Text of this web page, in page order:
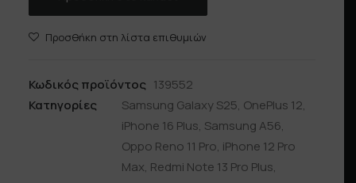
Προσθήκη στη λίστα επιθυμιών
Κωδικός προϊόντος 139552
Κατηγορίες
Samsung Galaxy S25, OnePlus 12,
iPhone 16 Plus, Samsung A56,
Oppo Reno 11 Pro, iPhone 12 Pro
Max, Redmi Note 13 Pro Plus,